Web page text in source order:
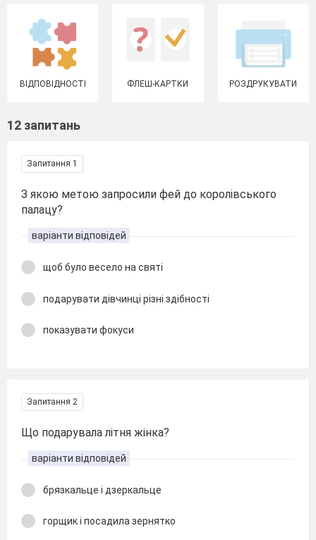
ВІДПОВІДНОСТІ ФЛЕШ-КАРТКИ РОЗДРУКУВАТИ
12 запитань
Запитання 1
З якою метою запросили фей до королівського
палацу?
варіанти відповідей
щоб було весело на святі
подарувати дівчинці різні здібності
показувати фокуси
Запитання 2
Що подарувала літня жінка?
варіанти відповідей
брязкальце і дзеркальце
горщик і посадила зернятко